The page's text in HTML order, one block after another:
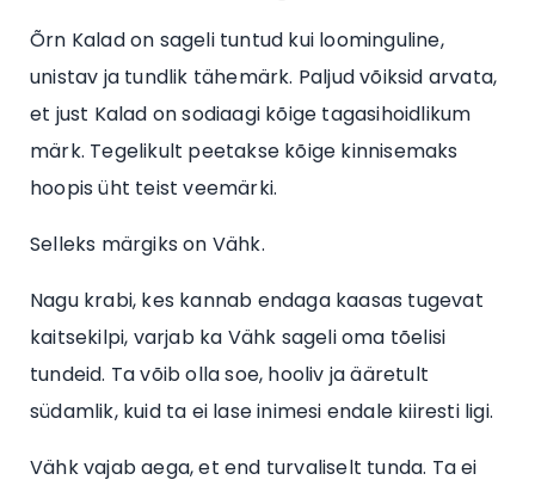
Õrn Kalad on sageli tuntud kui loominguline,
unistav ja tundlik tähemärk. Paljud võiksid arvata,
et just Kalad on sodiaagi kõige tagasihoidlikum
märk. Tegelikult peetakse kõige kinnisemaks
hoopis üht teist veemärki.
Selleks märgiks on Vähk.
Nagu krabi, kes kannab endaga kaasas tugevat
kaitsekilpi, varjab ka Vähk sageli oma tõelisi
tundeid. Ta võib olla soe, hooliv ja ääretult
südamlik, kuid ta ei lase inimesi endale kiiresti ligi.
Vähk vajab aega, et end turvaliselt tunda. Ta ei